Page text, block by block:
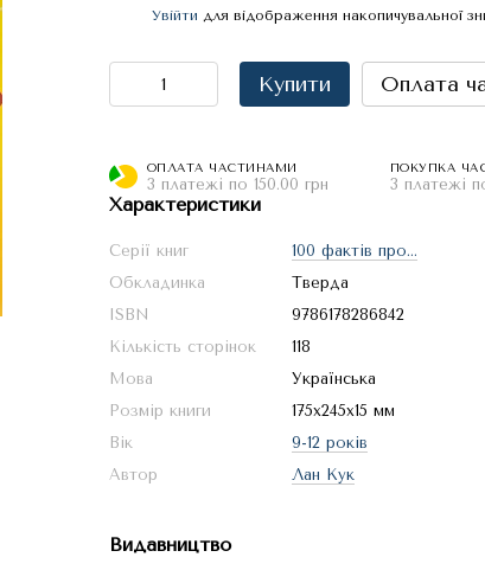
Увійти для відображення накопичувальної
Купити Оплата
ОПЛАТА ЧАСТИНАМИ
3 платежі по 150.00 грн
ПОКУПКА
3 платежі
Характеристики
Серії книг
100 фактів про...
Обкладинка
Тверда
ISBN
9786178286842
Кількість сторінок
118
Мова
Українська
Розмір книги
175х245х15 мм
Вік
9-12 років
Автор
Лан Кук
Видавництво